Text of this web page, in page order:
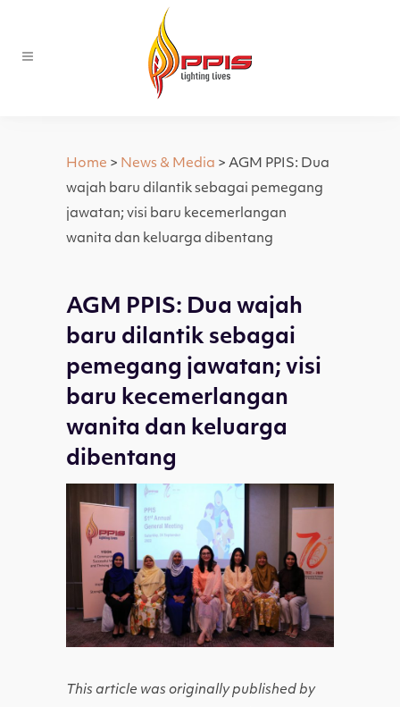
Home > News & Media > AGM PPIS: Dua
wajah baru dilantik sebagai pemegang
jawatan; visi baru kecemerlangan
wanita dan keluarga dibentang
AGM PPIS: Dua wajah
baru dilantik sebagai
pemegang jawatan; visi
baru kecemerlangan
wanita dan keluarga
dibentang
This article was originally published by